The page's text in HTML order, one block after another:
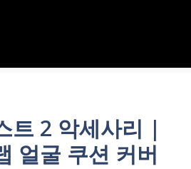
트 2 악세사리 |
얼굴 쿠션 커버